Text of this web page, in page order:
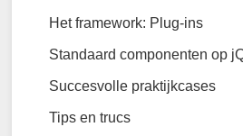
Het framework: Plug-ins
Standaard componenten op
Succesvolle praktijkcases
Tips en trucs